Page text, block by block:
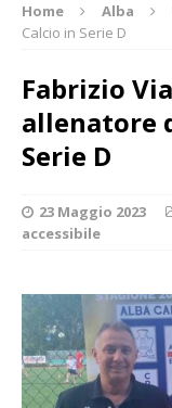
Home Alba
Calcio in Serie D
Fabrizio
allenatore
Serie D
23 Maggio 2023
accessibile